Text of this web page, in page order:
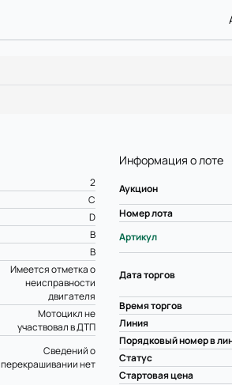
Информация о лоте
Аукцион
Номер лота
Артикул
Дата торгов
Время торгов
Линия
Порядковый номер в
Статус
Стартовая цена
2
C
D
B
B
Имеется отметка о
неисправности
двигателя
Мотоцикл не
участвовал в ДТП
Сведений о
перекрашивании нет